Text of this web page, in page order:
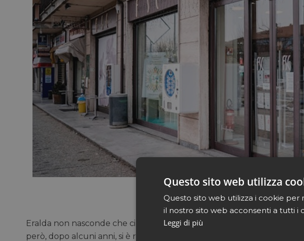
La farmacia Santa Chiara prima dell'ingresso nel network
Eralda non nasconde che ci sono stati anni di soddisfazione
però, dopo alcuni anni, si è resa conto che «
il settore cambiava
Questo sito web utilizza
Questo sito web utilizza i cookie per
il nostro sito web acconsenti a tutti i
Leggi di più